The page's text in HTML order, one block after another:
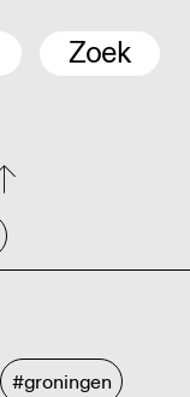
Zoek
#groningen